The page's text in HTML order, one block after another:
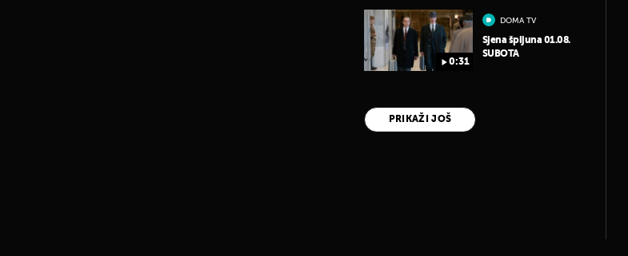
0:31
DOMA TV
Sjena špijuna 01.08.
SUBOTA
PRIKAŽI JOŠ